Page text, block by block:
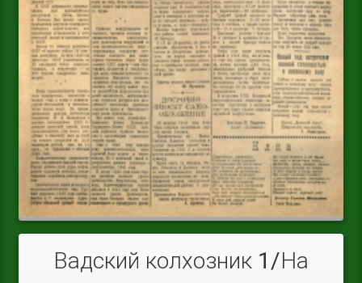
Вадский колхозник 1/На